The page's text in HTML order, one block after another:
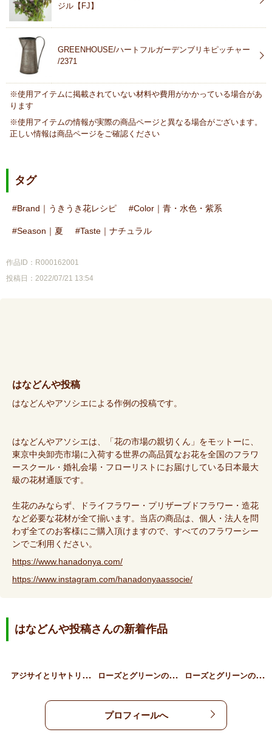
ジル【FJ】
GREENHOUSE/ハートフルガーデンブリキピッチャー
/2371
※使用アイテムに掲載されていない材料や費用がかかっている場合があ
ります
※使用アイテムの情報が実際の商品ページと異なる場合がございます。
正しい情報は商品ページをご確認ください
タグ
Brand｜うきうき花レシピ Color｜青・水色・紫系
Season｜夏 Taste｜ナチュラル
作品ID：R000162001
投稿日：2022/07/21 13:54
はなどんや投稿
はなどんやアソシエによる作例の投稿です。
はなどんやアソシエは、「花の市場の親切くん」をモットーに、
東京中央卸売市場に入荷する世界の高品質なお花を全国のフラワ
ースクール・婚礼会場・フローリストにお届けしている日本最大
級の花材通販です。
生花のみならず、ドライフラワー・プリザーブドフラワー・造花
など必要な花材が全て揃います。当店の商品は、個人・法人を問
わず全てのお客様にご購入頂けますので、すべてのフラワーシー
ンでご利用ください。
https://www.hanadonya.com/
https://www.instagram.com/hanadonyaassocie/
はなどんや投稿さんの新着作品
ア
ジサイとリヤトリス、草花… ロ
ーズとグリーンのギフトア… ロ
ーズとグリーンのスタンデ…
プロフィールへ